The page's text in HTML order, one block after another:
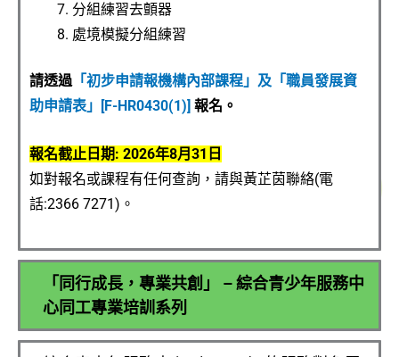
分組練習去顫器
處境模擬分組練習
請透過「初步申請報機構內部課程」及「職員發展資
助申請表」[F-HR0430(1)] 報名。
報名截止日期: 2026年8月31日
如對報名或課程有任何查詢，請與黃芷茵聯絡(電
話:2366 7271)。
「同行成長，專業共創」 – 綜合青少年服務中
心同工專業培訓系列